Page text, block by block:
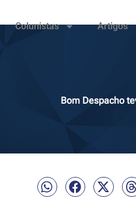
Colunistas Artigos
Bom Despacho